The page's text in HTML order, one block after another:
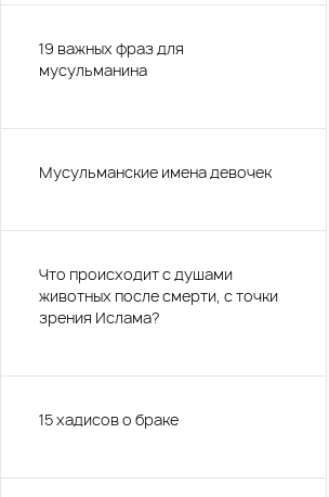
19 важных фраз для
мусульманина
Мусульманские имена девочек
Что происходит с душами
животных после смерти, с точки
зрения Ислама?
15 хадисов о браке